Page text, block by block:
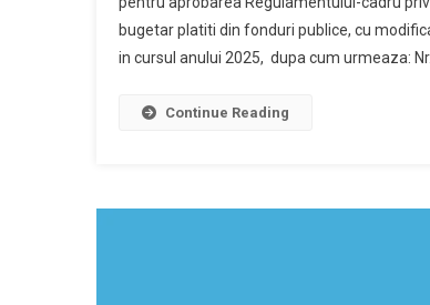
bugetar platiti din fonduri publice, cu
in cursul anului 2025, dupa cum urmeaza:
Continue Reading